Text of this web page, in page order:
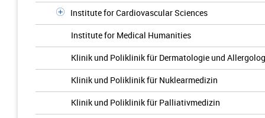
Institute for Cardiovascular Sciences
Institute for Medical Humanities
Klinik und Poliklinik für Dermatologie und
Klinik und Poliklinik für Nuklearmedizin
Klinik und Poliklinik für Palliativmedizin